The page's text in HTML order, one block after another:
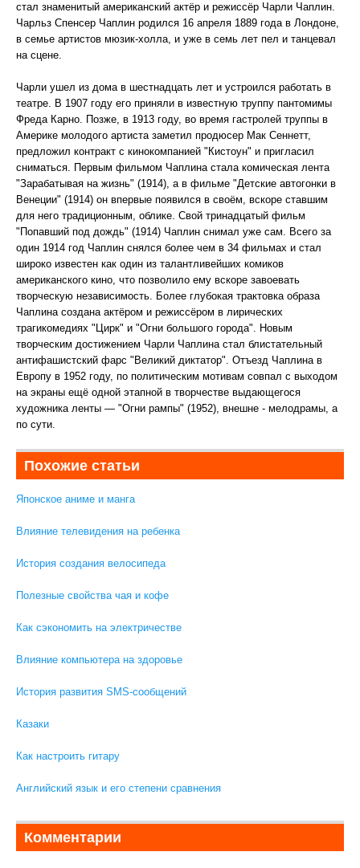
стал знаменитый американский актёр и режиссёр Чарли Чаплин.
Чарльз Спенсер Чаплин родился 16 апреля 1889 года в Лондоне,
в семье артистов мюзик-холла, и уже в семь лет пел и танцевал
на сцене.
Чарли ушел из дома в шестнадцать лет и устроился работать в
театре. В 1907 году его приняли в известную труппу пантомимы
Фреда Карно. Позже, в 1913 году, во время гастролей труппы в
Америке молодого артиста заметил продюсер Мак Сеннетт,
предложил контракт с кинокомпанией "Кистоун" и пригласил
сниматься. Первым фильмом Чаплина стала комическая лента
"Зарабатывая на жизнь" (1914), а в фильме "Детские автогонки в
Венеции" (1914) он впервые появился в своём, вскоре ставшим
для него традиционным, облике. Свой тринадцатый фильм
"Попавший под дождь" (1914) Чаплин снимал уже сам. Всего за
один 1914 год Чаплин снялся более чем в 34 фильмах и стал
широко известен как один из талантливейших комиков
американского кино, что позволило ему вскоре завоевать
творческую независимость. Более глубокая трактовка образа
Чаплина создана актёром и режиссёром в лирических
трагикомедиях "Цирк" и "Огни большого города". Новым
творческим достижением Чарли Чаплина стал блистательный
антифашистский фарс "Великий диктатор". Отъезд Чаплина в
Европу в 1952 году, по политическим мотивам совпал с выходом
на экраны ещё одной этапной в творчестве выдающегося
художника ленты — "Огни рампы" (1952), внешне - мелодрамы, а
по сути.
Похожие статьи
Японское аниме и манга
Влияние телевидения на ребенка
История создания велосипеда
Полезные свойства чая и кофе
Как сэкономить на электричестве
Влияние компьютера на здоровье
История развития SMS-сообщений
Казаки
Как настроить гитару
Английский язык и его степени сравнения
Комментарии